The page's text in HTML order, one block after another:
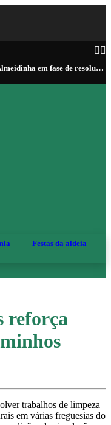
Incêndio em Almeidinha em fase de resolução
Festas da aldeia
reforça
trabalhos de limpeza
em várias freguesias do